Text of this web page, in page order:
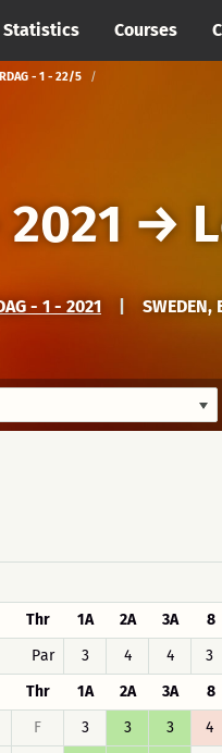
Statistics Courses
- 1 - 22/5
→
- 1 - 2021 SWEDEN,
Thr 1A 2A 3A 8
Par
3 4 4 3
Thr 1A 2A 3A 8
F 3 3 3 4